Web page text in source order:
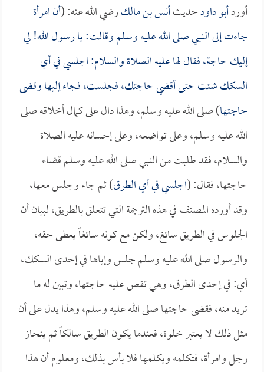
أوردأبو داودحديثأنس بن مالكرضي الله عنه: (أن امرأة
جاءت إلى النبي صلى الله عليه وسلم وقالت: يا رسول الله! لي
إليك حاجة، فقال لها عليه الصلاة والسلام: اجلسي في أي
السكك شئت حتى أقضي حاجتك، فجلست، فجاء إليها وقضى
حاجتها) صلى الله عليه وسلم، وهذا دال على كمال أخلاقه صلى
الله عليه وسلم، وعلى تواضعه، وعلى إحسانه عليه الصلاة
والسلام، فقد طلبت من النبي صلى الله عليه وسلم قضاء
حاجتها، فقال: (اجلسي في أي الطرق) ثم جاء وجلس معها،
وقد أورده المصنف في هذه الترجمة التي تتعلق بالطريق، لبيان أن
الجلوس في الطريق سائغ، ولكن مع كونه سائغاً يعطى حقه،
والرسول صلى الله عليه وسلم جلس وإياها في إحدى السكك،
أي: في إحدى الطرق، وهي تقص عليه حاجتها، وتبين له ما
تريد منه، فقضى حاجتها صلى الله عليه وسلم، وهذا يدل على أن
مثل ذلك لا يعتبر خلوة، فعندما يكون الطريق سالكاً ثم ينحاز
رجل وامرأة، فتكلمه ويكلمها فلا بأس بذلك، ومعلوم أن هذا